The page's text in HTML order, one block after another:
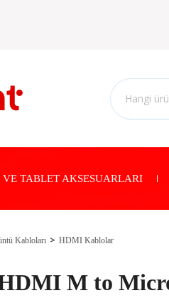
VE TABLET AKSESUARLARI
Kabloları HDMI Kablolar
M to